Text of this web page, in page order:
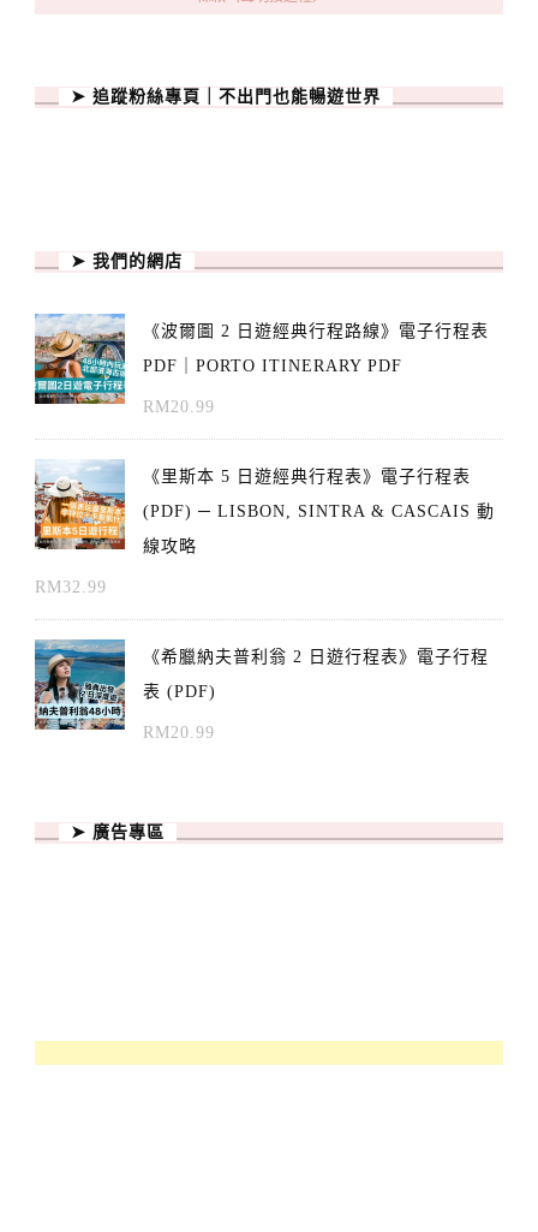
➤ 追蹤粉絲專頁｜不出門也能暢遊世界
➤ 我們的網店
《波爾圖 2 日遊經典行程路線》電子行程表
PDF｜PORTO ITINERARY PDF
RM20.99
《里斯本 5 日遊經典行程表》電子行程表
(PDF) ─ LISBON, SINTRA & CASCAIS 動
線攻略
RM32.99
《希臘納夫普利翁 2 日遊行程表》電子行程
表 (PDF)
RM20.99
➤ 廣告專區